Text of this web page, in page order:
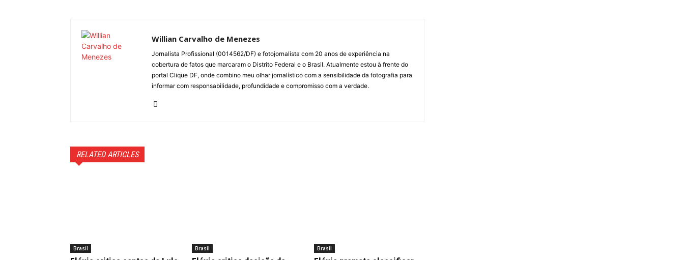
Willian Carvalho de Menezes
Jornalista Profissional (0014562/DF) e fotojornalista com 20 anos de experiência na
cobertura de fatos que marcaram o Distrito Federal e o Brasil. Atualmente estou à frente do
portal Clique DF, onde combino meu olhar jornalístico com a sensibilidade da fotografia para
informar com responsabilidade, profundidade e compromisso com a verdade.
RELATED ARTICLES
Brasil Brasil Brasil